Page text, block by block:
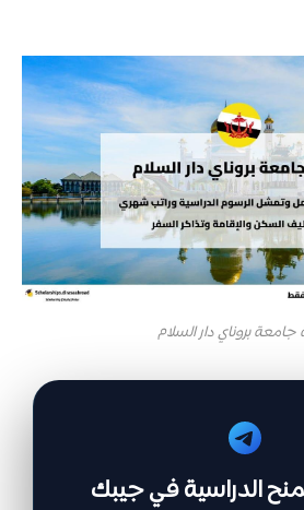
بروناي دار السلام
الدراسية في جيبك